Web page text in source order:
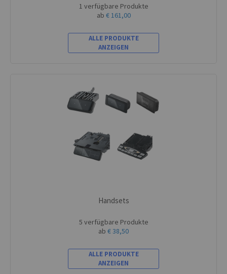
1 verfügbare Produkte
ab € 161,00
ALLE PRODUKTE
ANZEIGEN
Handsets
5 verfügbare Produkte
ab € 38,50
ALLE PRODUKTE
ANZEIGEN